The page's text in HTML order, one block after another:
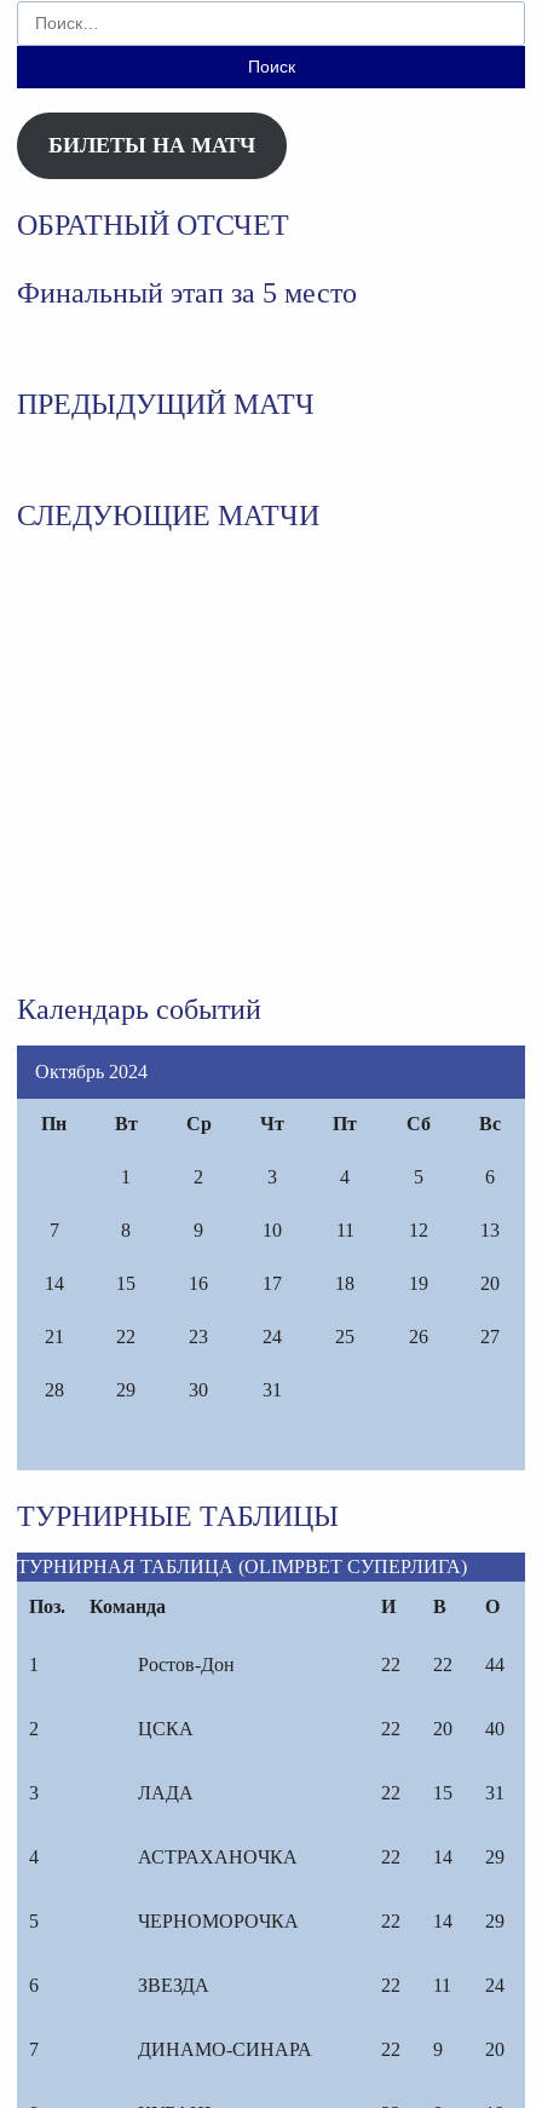
Найти:
БИЛЕТЫ НА МАТЧ
ОБРАТНЫЙ ОТСЧЕТ
Финальный этап за 5 место
ПРЕДЫДУЩИЙ МАТЧ
СЛЕДУЮЩИЕ МАТЧИ
Календарь событий
Октябрь 2024
Пн Вт Ср Чт Пт Сб Вс
1 2 3 4 5 6
7 8 9 10 11 12 13
14 15 16 17 18 19 20
21 22 23 24 25 26 27
28 29 30 31
ТУРНИРНЫЕ ТАБЛИЦЫ
ТУРНИРНАЯ ТАБЛИЦА (OLIMPBET СУПЕРЛИГА)
Поз.
Команда И В О
1 Ростов-Дон 22 22 44
2 ЦСКА 22 20 40
3 ЛАДА 22 15 31
4 АСТРАХАНОЧКА 22 14 29
5 ЧЕРНОМОРОЧКА 22 14 29
6 ЗВЕЗДА 22 11 24
7 ДИНАМО-СИНАРА 22 9 20